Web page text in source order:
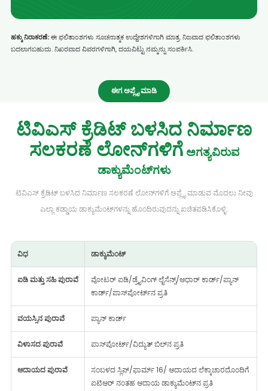
ಹಕ್ಕು ನಿರಾಕರಣೆ:ಈ ಫಲಿತಾಂಶಗಳು ಸೂಚನಾತ್ಮಕ ಉದ್ದೇಶಗಳಿಗಾಗಿ ಮಾತ್ರ. ನಿಜವಾದ ಫಲಿತಾಂಶಗಳು
ಬದಲಾಗಬಹುದು. ನಿಖರವಾದ ವಿವರಗಳಿಗಾಗಿ, ದಯವಿಟ್ಟು ನಮ್ಮನ್ನು ಸಂಪರ್ಕಿಸಿ.
ಈಗ ಅಪ್ಲೈ ಮಾಡಿ
ಟಿವಿಎಸ್ ಕ್ರೆಡಿಟ್ ಬಳಸಿದ ನಿರ್ಮಾಣ
ಸಲಕರಣೆ ಲೋನ್‌ಗಳಿಗೆಅಗತ್ಯವಿರುವ
ಡಾಕ್ಯುಮೆಂಟ್‌ಗಳು
ಟಿವಿಎಸ್ ಕ್ರೆಡಿಟ್ ಬಳಸಿದ ನಿರ್ಮಾಣ ಸಲಕರಣೆ ಲೋನ್‌ಗಳಿಗೆ ಅಪ್ಲೈ ಮಾಡುವ ಮೊದಲು ನೀವು
ಎಲ್ಲಾ ಕಡ್ಡಾಯ ಡಾಕ್ಯುಮೆಂಟ್‌ಗಳನ್ನು ಹೊಂದಿರುವುದನ್ನು ಖಚಿತಪಡಿಸಿಕೊಳ್ಳಿ:
ವಿಧ ಡಾಕ್ಯುಮೆಂಟ್
ಐಡಿ ಮತ್ತು ಸಹಿ ಪುರಾವೆ
ವೋಟರ್ ಐಡಿ/ಡ್ರೈವಿಂಗ್ ಲೈಸೆನ್ಸ್/ಆಧಾರ್ ಕಾರ್ಡ್/ಪ್ಯಾನ್
ಕಾರ್ಡ್/ಪಾಸ್‌ಪೋರ್ಟ್‌ನ ಪ್ರತಿ
ವಯಸ್ಸಿನ ಪುರಾವೆ ಪ್ಯಾನ್ ಕಾರ್ಡ್
ವಿಳಾಸದ ಪುರಾವೆ ಪಾಸ್‌ಪೋರ್ಟ್/ವಿದ್ಯುತ್ ಬಿಲ್‌ನ ಪ್ರತಿ
ಆದಾಯದ ಪುರಾವೆ
ಸಂಬಳದ ಸ್ಲಿಪ್/ಫಾರ್ಮ್ 16/ ಆದಾಯದ ಲೆಕ್ಕಾಚಾರದೊಂದಿಗೆ
ಐಟಿಆರ್ ನಂತಹ ಆದಾಯ ಡಾಕ್ಯುಮೆಂಟ್‌ನ ಪ್ರತಿ